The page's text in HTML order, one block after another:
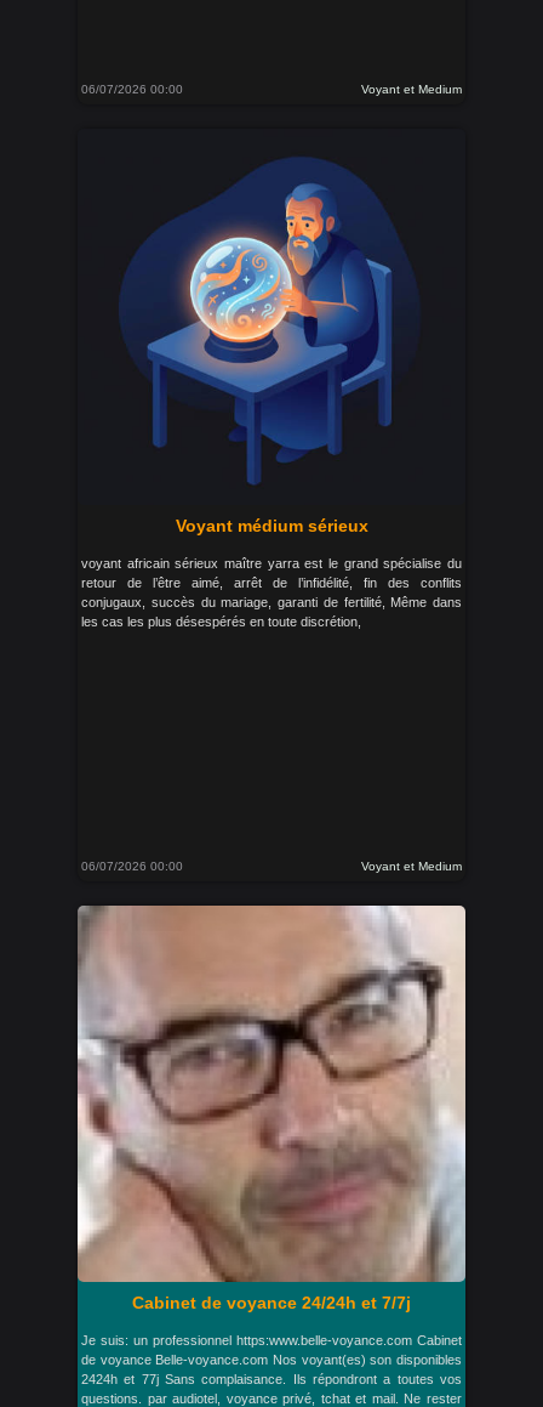
06/07/2026 00:00 Voyant et Medium
Voyant médium sérieux
voyant africain sérieux maître yarra est le grand spécialise du
retour de l’être aimé, arrêt de l’infidélité, fin des conflits
conjugaux, succès du mariage, garanti de fertilité, Même dans
les cas les plus désespérés en toute discrétion,
06/07/2026 00:00 Voyant et Medium
Cabinet de voyance 24/24h et 7/7j
Je suis: un professionnel https:www.belle-voyance.com Cabinet
de voyance Belle-voyance.com Nos voyant(es) son disponibles
2424h et 77j Sans complaisance. Ils répondront a toutes vos
questions. par audiotel, voyance privé, tchat et mail. Ne rester